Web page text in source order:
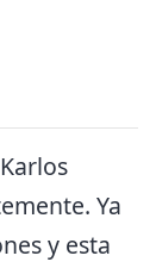
Ya
y esta